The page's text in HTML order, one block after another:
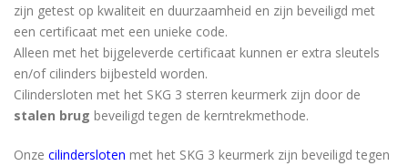
zijn getest op kwaliteit en duurzaamheid en zijn beveiligd met
een certificaat met een unieke code.
Alleen met het bijgeleverde certificaat kunnen er extra sleutels
en/of cilinders bijbesteld worden.
Cilindersloten met het SKG 3 sterren keurmerk zijn door de
stalen brug beveiligd tegen de kerntrekmethode.
Onze cilindersloten met het SKG 3 keurmerk zijn beveiligd tegen